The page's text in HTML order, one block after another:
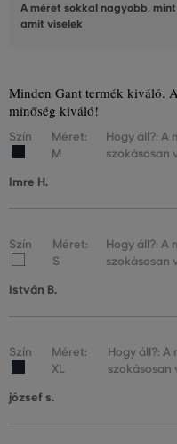
A méret sokkal nagyobb, mint
amit viselek
Minden Gant termék kiváló.
minőség kiváló!
Szín
Méret:
M
Hogy áll?: A
szokásosan
Imre H.
Szín
Méret:
S
Hogy áll?: A
szokásosan
István B.
Szín
Méret:
XL
Hogy áll?:
józsef s.